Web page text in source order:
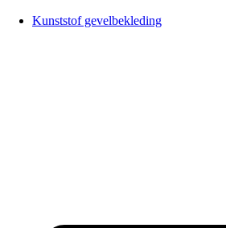
Kunststof gevelbekleding